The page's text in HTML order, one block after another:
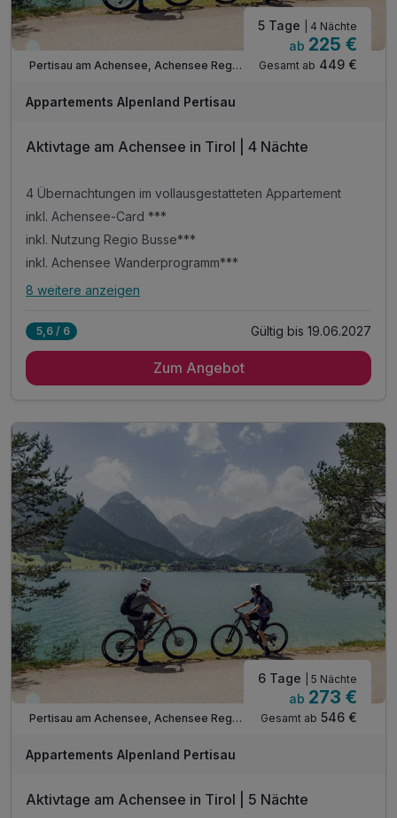
Viele Termine frei
Pertisau am Achensee, Achensee Region
5 Tage | 4 Nächte
ab 225 €
Gesamt ab 449 €
Appartements Alpenland Pertisau
Aktivtage am Achensee in Tirol | 4 Nächte
4 Übernachtungen im vollausgestatteten Appartement
inkl. Achensee-Card ***
inkl. Nutzung Regio Busse***
inkl. Achensee Wanderprogramm***
Alle Inklusivleistungen
inkl. Achensee-Card ***
inkl. Ermäßigung Karwendel Bergbahn***
inkl. Ermäßigung Achenseeschifffahrt***
Tipp: Brötchenservice auf Bestellung
Tipp: Radweg entlang des Seeufers
Tipp: Golfplatz Pertisau
Tipp: Airrofan Skyglider
ACHTUNG: Endreinigung & OT nicht inkludiert**
ACHTUNG: Aufpreis 3te & 4te Person*
8 weitere anzeigen
5,6 / 6 Gültig bis 19.06.2027
Zum Angebot
Viele Termine frei
Pertisau am Achensee, Achensee Region
6 Tage | 5 Nächte
ab 273 €
Gesamt ab 546 €
Appartements Alpenland Pertisau
Aktivtage am Achensee in Tirol | 5 Nächte